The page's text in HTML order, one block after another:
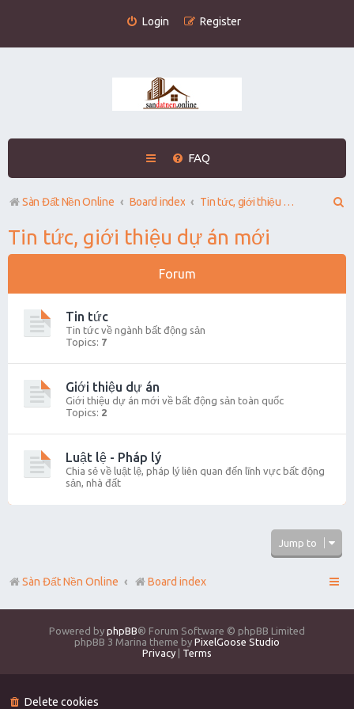
Login Register
FAQ
Sàn Đất Nền Online Board index Tin tức, giới thiệu dự án mới
c
Tin tức, giới thiệu dự án mới
Forum
Tin tức
Tin tức về ngành bất động sản
Topics: 7
Giới thiệu dự án
Giới thiệu dự án mới về bất động sản toàn quốc
Topics: 2
Luật lệ - Pháp lý
Chia sẻ về luật lệ, pháp lý liên quan đến lĩnh vực bất động
sản, nhà đất
Jump to
Sàn Đất Nền Online Board index
Powered by phpBB® Forum Software © phpBB Limited
phpBB 3 Marina theme by PixelGoose Studio
Privacy
Terms
Delete cookies